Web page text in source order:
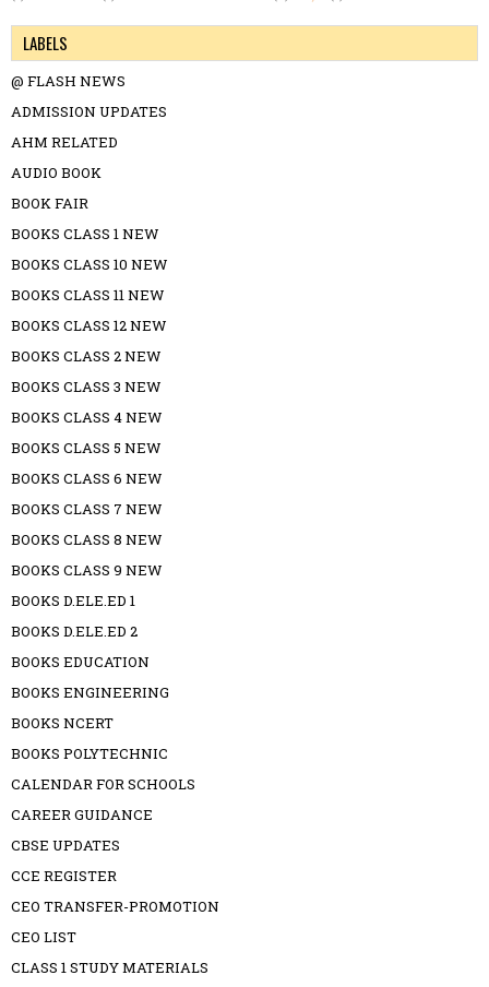
LABELS
@ FLASH NEWS
ADMISSION UPDATES
AHM RELATED
AUDIO BOOK
BOOK FAIR
BOOKS CLASS 1 NEW
BOOKS CLASS 10 NEW
BOOKS CLASS 11 NEW
BOOKS CLASS 12 NEW
BOOKS CLASS 2 NEW
BOOKS CLASS 3 NEW
BOOKS CLASS 4 NEW
BOOKS CLASS 5 NEW
BOOKS CLASS 6 NEW
BOOKS CLASS 7 NEW
BOOKS CLASS 8 NEW
BOOKS CLASS 9 NEW
BOOKS D.ELE.ED 1
BOOKS D.ELE.ED 2
BOOKS EDUCATION
BOOKS ENGINEERING
BOOKS NCERT
BOOKS POLYTECHNIC
CALENDAR FOR SCHOOLS
CAREER GUIDANCE
CBSE UPDATES
CCE REGISTER
CEO TRANSFER-PROMOTION
CEO LIST
CLASS 1 STUDY MATERIALS